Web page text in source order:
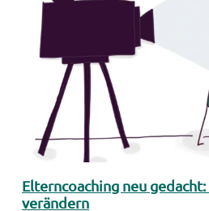
Elterncoaching neu
verändern